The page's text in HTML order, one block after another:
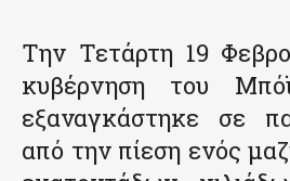
Την Τετάρτη 19
κυβέρνηση του
εξαναγκάστηκε σε
από την πίεση ενός